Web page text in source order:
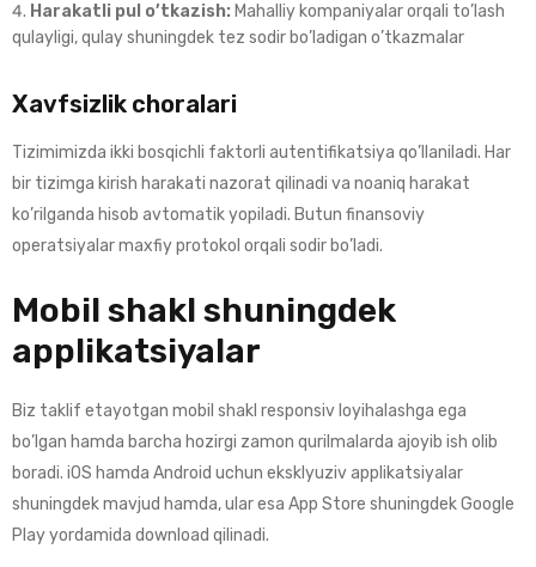
Harakatli pul o’tkazish: Mahalliy kompaniyalar orqali to’lash
qulayligi, qulay shuningdek tez sodir bo’ladigan o’tkazmalar
Xavfsizlik choralari
Tizimimizda ikki bosqichli faktorli autentifikatsiya qo’llaniladi. Har
bir tizimga kirish harakati nazorat qilinadi va noaniq harakat
ko’rilganda hisob avtomatik yopiladi. Butun finansoviy
operatsiyalar maxfiy protokol orqali sodir bo’ladi.
Mobil shakl shuningdek
applikatsiyalar
Biz taklif etayotgan mobil shakl responsiv loyihalashga ega
bo’lgan hamda barcha hozirgi zamon qurilmalarda ajoyib ish olib
boradi. iOS hamda Android uchun eksklyuziv applikatsiyalar
shuningdek mavjud hamda, ular esa App Store shuningdek Google
Play yordamida download qilinadi.